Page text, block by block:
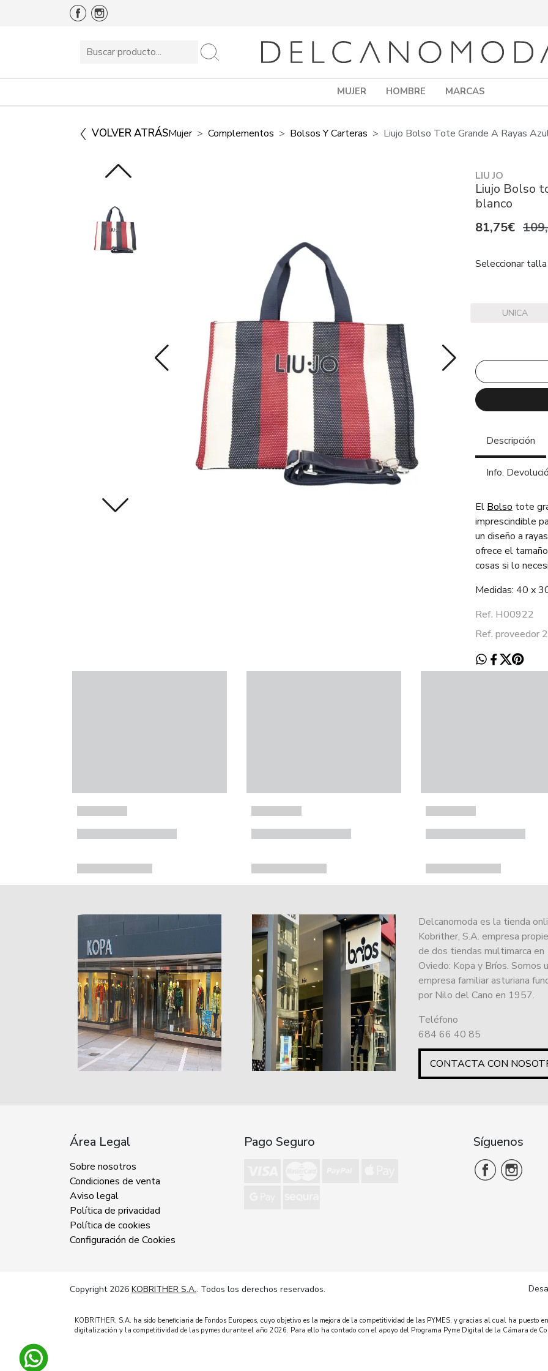
MUJER HOMBRE MARCAS
VOLVER ATRÁSMujer Complementos Bolsos Y Carteras Liujo Bolso Tote Grande A Rayas
LIU JO
Liujo Bolso
blanco
81,75€
Seleccionar talla
UNICA
Descripción
Info.
El Bolso tote
imprescindible
un diseño a
ofrece el
cosas si lo
Medidas: 40 x
Ref. H00922
Ref.
Delcanomoda es la tienda
Kobrither, S.A. empresa
de dos tiendas multimarca en
Oviedo: Kopa y Bríos. Somos
empresa familiar asturiana
por Nilo del Cano en 1957.
Teléfono
684 66 40 85
CONTACTA CON
Área Legal
Sobre nosotros
Condiciones de venta
Aviso legal
Política de privacidad
Política de cookies
Configuración de Cookies
Pago Seguro Síguenos
Copyright 2026 KOBRITHER S.A.. Todos los derechos reservados.
KOBRITHER, S.A. ha sido beneficiaria de Fondos Europeos, cuyo objetivo es la mejora de la competitividad de las PYMES, y gracias al cual ha puesto
digitalización y la competitividad de las pymes durante el año 2026. Para ello ha contado con el apoyo del Programa Pyme Digital de la Cámara de